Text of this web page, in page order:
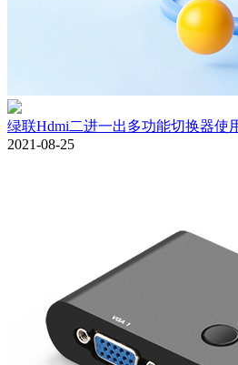
绿联Hdmi二进一出多功能切换器使
2021-08-25